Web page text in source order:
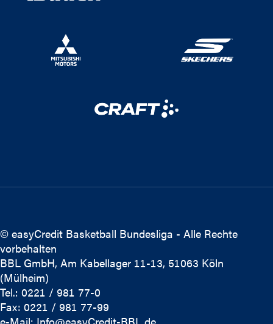
© easyCredit Basketball Bundesliga - Alle Rechte
vorbehalten
BBL GmbH, Am Kabellager 11-13, 51063 Köln
(Mülheim)
Tel.: 0221 / 981 77-0
Fax: 0221 / 981 77-99